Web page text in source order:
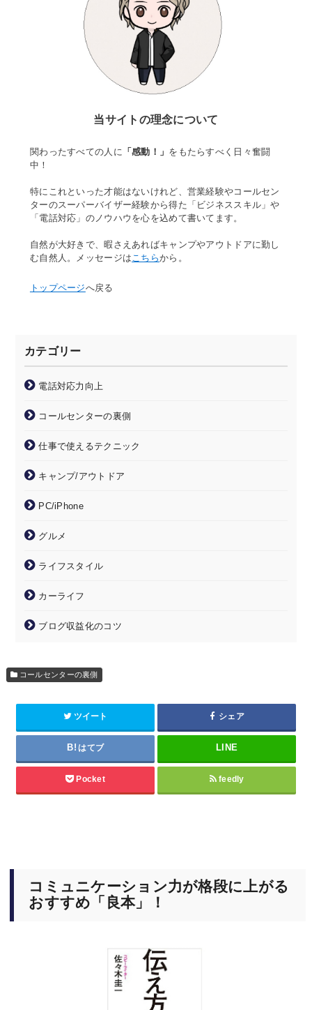
当サイトの理念について
関わったすべての人に 「感動！」 をもたらすべく日々奮闘
中！
特にこれといった才能はないけれど、営業経験やコールセン
ターのスーパーバイザー経験から得た「ビジネススキル」や
「電話対応」のノウハウを心を込めて書いてます。
自然が大好きで、暇さえあればキャンプやアウトドアに勤し
む自然人。メッセージはこちらから。
トップページへ戻る
カテゴリー
電話対応力向上
コールセンターの裏側
仕事で使えるテクニック
キャンプ/アウトドア
PC/iPhone
グルメ
ライフスタイル
カーライフ
ブログ収益化のコツ
コールセンターの裏側
ツイート シェア
はてブ
Pocket feedly
コミュニケーション力が格段に上がる
おすすめ「良本」！